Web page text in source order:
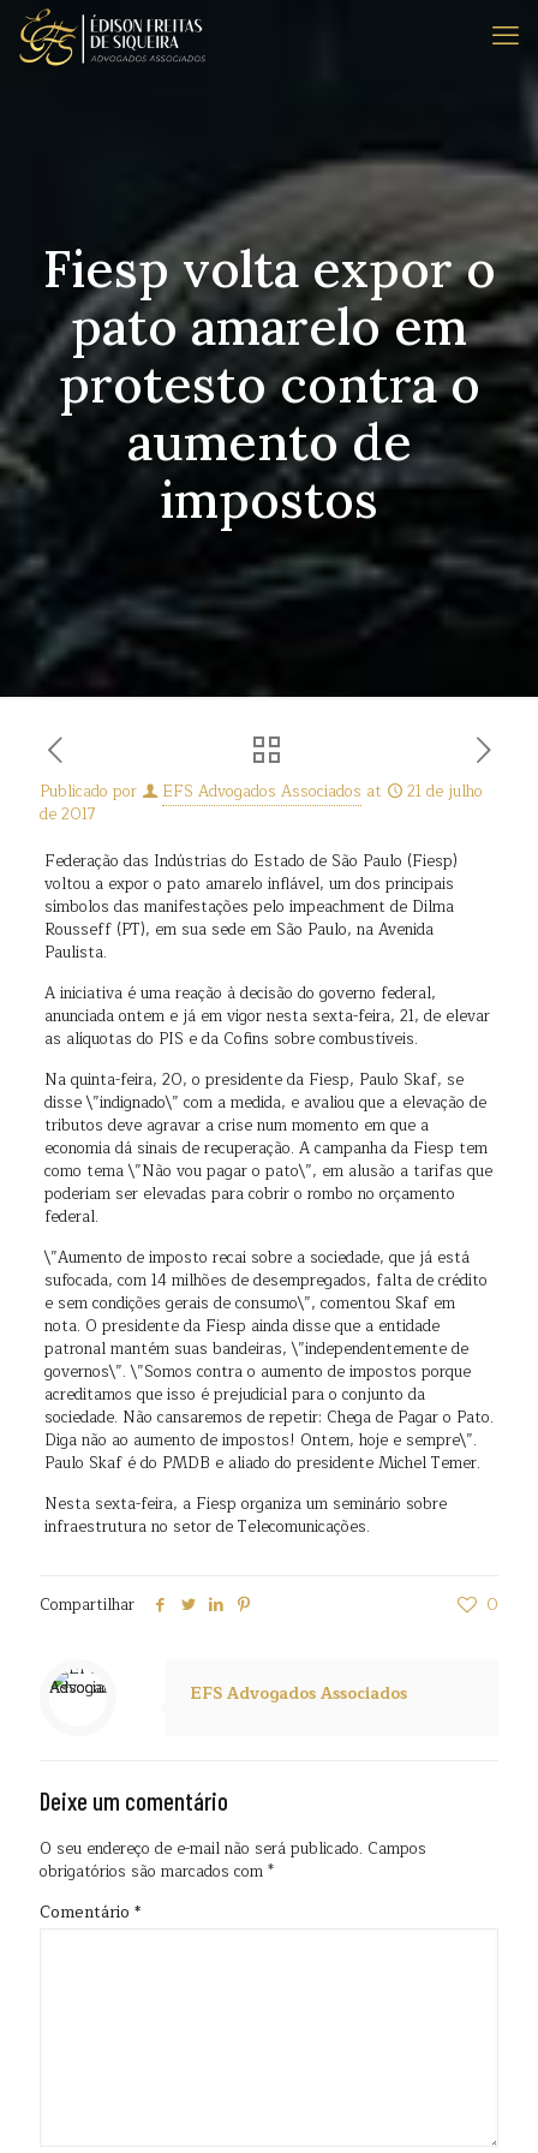
Fiesp volta expor o
pato amarelo em
protesto contra o
aumento de
impostos
Publicado por EFS Advogados Associados at
21 de julho
de 2017
Federação das Indústrias do Estado de São Paulo (Fiesp)
voltou a expor o pato amarelo inflável, um dos principais
símbolos das manifestações pelo impeachment de Dilma
Rousseff (PT), em sua sede em São Paulo, na Avenida
Paulista.
A iniciativa é uma reação à decisão do governo federal,
anunciada ontem e já em vigor nesta sexta-feira, 21, de elevar
as alíquotas do PIS e da Cofins sobre combustíveis.
Na quinta-feira, 20, o presidente da Fiesp, Paulo Skaf, se
disse \”indignado\” com a medida, e avaliou que a elevação de
tributos deve agravar a crise num momento em que a
economia dá sinais de recuperação. A campanha da Fiesp tem
como tema \”Não vou pagar o pato\”, em alusão a tarifas que
poderiam ser elevadas para cobrir o rombo no orçamento
federal.
\”Aumento de imposto recai sobre a sociedade, que já está
sufocada, com 14 milhões de desempregados, falta de crédito
e sem condições gerais de consumo\”, comentou Skaf em
nota. O presidente da Fiesp ainda disse que a entidade
patronal mantém suas bandeiras, \”independentemente de
governos\”. \”Somos contra o aumento de impostos porque
acreditamos que isso é prejudicial para o conjunto da
sociedade. Não cansaremos de repetir: Chega de Pagar o Pato.
Diga não ao aumento de impostos! Ontem, hoje e sempre\”.
Paulo Skaf é do PMDB e aliado do presidente Michel Temer.
Nesta sexta-feira, a Fiesp organiza um seminário sobre
infraestrutura no setor de Telecomunicações.
Compartilhar 0
EFS Advogados Associados
Deixe um comentário
O seu endereço de e-mail não será publicado. Campos
obrigatórios são marcados com*
Comentário *